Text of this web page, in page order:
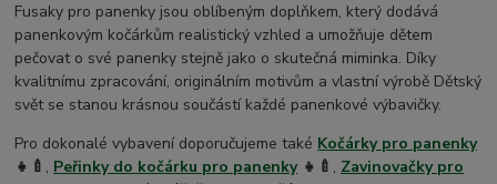
Fusaky pro panenky jsou oblíbeným doplňkem, který dodává
panenkovým kočárkům realistický vzhled a umožňuje dětem
pečovat o své panenky stejně jako o skutečná miminka. Díky
kvalitnímu zpracování, originálním motivům a vlastní výrobě Dětský
svět se stanou krásnou součástí každé panenkové výbavičky.
Pro dokonalé vybavení doporučujeme také Kočárky pro panenky
👧🍼 , Peřinky do kočárku pro panenky👧🍼 , Zavinovačky pro